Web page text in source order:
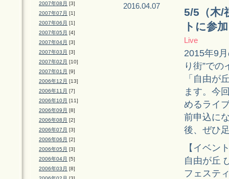
2007年08月 [3]
2007年07月 [1]
2007年06月 [1]
2007年05月 [4]
2007年04月 [3]
2007年03月 [3]
2007年02月 [10]
2007年01月 [9]
2006年12月 [13]
2006年11月 [7]
2006年10月 [11]
2006年09月 [8]
2006年08月 [2]
2006年07月 [3]
2006年06月 [2]
2006年05月 [3]
2006年04月 [5]
2006年03月 [8]
2016.04.07
5/5（木/
トに参加
Live
2015年9
り街”で
「自由が
ます。今
めるライ
前申込に
後、ぜひ
【イベン
自由が丘
フェステ